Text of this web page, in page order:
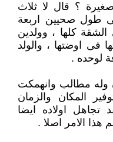
؟ قال لا ثلاث
طول صحيين اربعة
كلها ، وولدين
فى اوضتها ، والولد
لوحده .
وله مطالب وانهمكت
المكان والزمان
تجاهل اولاده ايضا
هذا الامر اصلا .